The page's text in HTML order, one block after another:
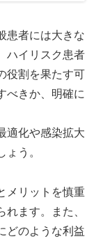
患者には大きな
ハイリスク患者
役割を果たす可
べきか、明確に
適化や感染拡大
う。
メリットを慎重
ます。また、
どのような利益